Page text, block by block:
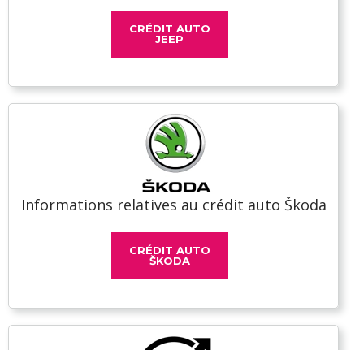
CRÉDIT AUTO
JEEP
Informations relatives au crédit auto Škoda
CRÉDIT AUTO
ŠKODA